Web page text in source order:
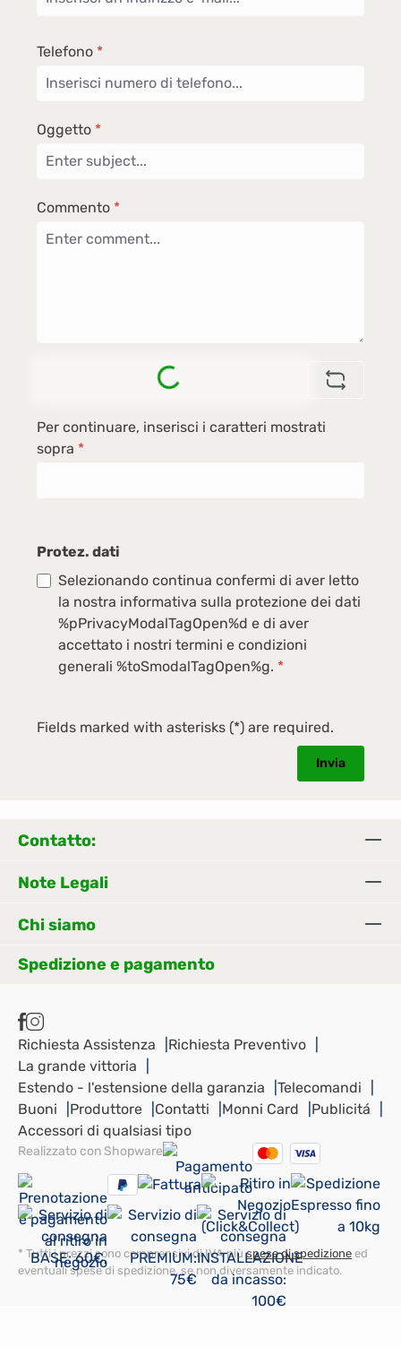
Telefono *
Oggetto *
Commento *
Loading...
Per continuare, inserisci i caratteri mostrati
sopra *
Protez. dati
Selezionando continua confermi di aver letto
la nostra informativa sulla protezione dei dati
%pPrivacyModalTagOpen%d e di aver
accettato i nostri termini e condizioni
generali %toSmodalTagOpen%g. *
Fields marked with asterisks (*) are required.
Invia
Contatto:
Note Legali
Chi siamo
Spedizione e pagamento
Richiesta Assistenza
Richiesta Preventivo
La grande vittoria
Estendo - l'estensione della garanzia
Telecomandi
Buoni
Produttore Contatti Monni Card
Publicitá
Accessori di qualsiasi tipo
Realizzato con Shopware
* Tutti i prezzi sono comprensivi di IVA piùspese di spedizione ed
eventuali spese di spedizione, se non diversamente indicato.